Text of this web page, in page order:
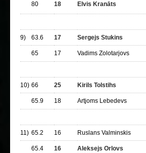
80 18 Elvis Kranāts
9) 63.6 17 Sergejs Stukins
65 17 Vadims Zolotarjovs
10) 66 25 Kirils Tolstihs
65.9 18 Artjoms Lebedevs
11) 65.2 16 Ruslans Valminskis
65.4 16 Aleksejs Orlovs